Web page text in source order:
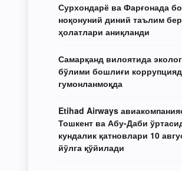
Сурхондарё ва Фарғонада
ноқонуний диний таълим
ҳолатлари аниқланди
Самарқанд вилоятида
бўлими бошлиғи
гумонланмоқда
Etihad Airways
Тошкент ва Абу-Даби
кундалик қатновлари 10
йўлга қўйилади